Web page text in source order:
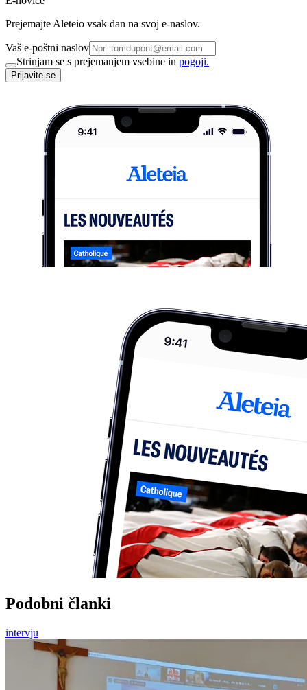
Prejemajte Aleteio vsak dan na svoj e-naslov.
Vaš e-poštni naslov
Strinjam se s prejemanjem vsebine in pogoji.
Prijavite se
Podobni članki
intervju